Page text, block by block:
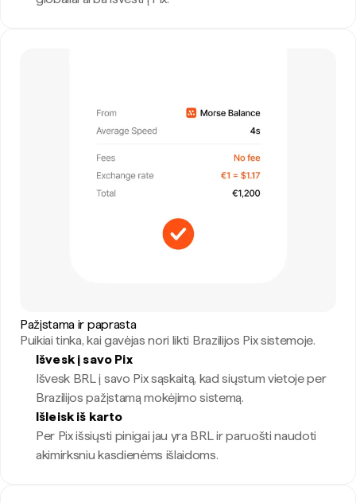
Pažįstama ir paprasta
Puikiai tinka, kai gavėjas nori likti Brazilijos Pix sistemoje.
Išvesk į savo Pix
Išvesk BRL į savo Pix sąskaitą, kad siųstum vietoje per
Brazilijos pažįstamą mokėjimo sistemą.
Išleisk iš karto
Per Pix išsiųsti pinigai jau yra BRL ir paruošti naudoti
akimirksniu kasdienėms išlaidoms.